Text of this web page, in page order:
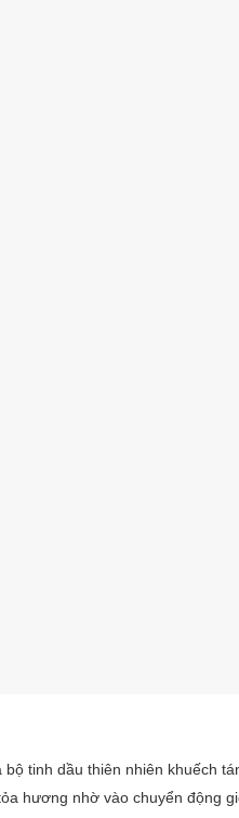
tinh dầu thiên nhiên khuếch
hương nhờ vào chuyển động